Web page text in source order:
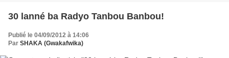
30 lanné ba Radyo Tanbou Banbou!
Publié le 04/09/2012 à 14:06
Par SHAKA (Gwakafwika)